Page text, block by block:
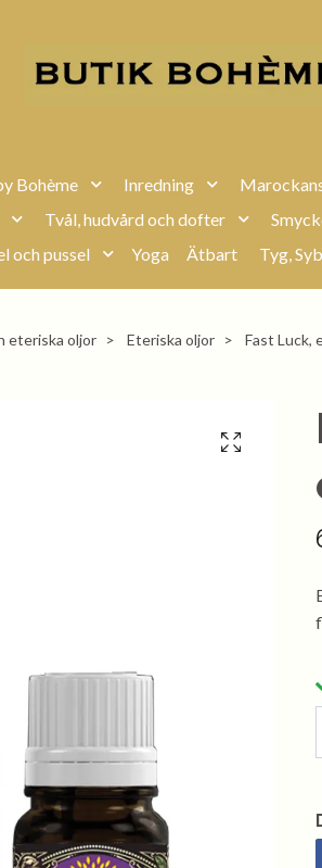
Bohème Inredning
Tvål, hudvård och dofter
och pussel Yoga Ätbart Tyg,
eteriska oljor Eteriska oljor Fast Luck,